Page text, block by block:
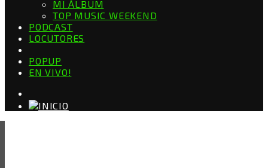
MI ÁLBUM
TOP MUSIC WEEKEND
PODCAST
LOCUTORES
POPUP
EN VIVO!